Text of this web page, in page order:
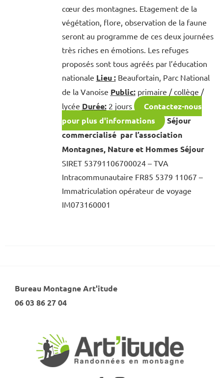
cœur des montagnes. Etagement de la
végétation, flore, observation de la faune
seront au programme de ces deux journées
très riches en émotions. Les refuges
proposés sont tous agréés par l’éducation
nationale Lieu :Beaufortain, Parc National
de la Vanoise Public:primaire / collège /
lycée Durée:2 jours
Contactez-nous
pour plus d'informations
Séjour
commercialisé par l’association
Montagnes, Nature et Hommes Séjour
SIRET 53791106700024 – TVA
Intracommunautaire FR85 5379 11067 –
Immatriculation opérateur de voyage
IM073160001
Bureau Montagne Art'itude
06 03 86 27 04